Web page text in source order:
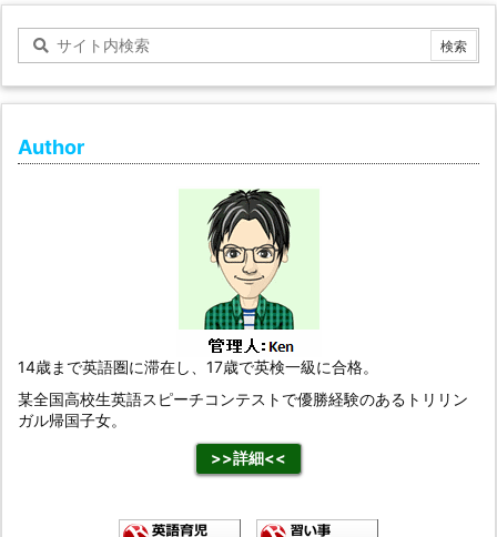
Author
14歳まで英語圏に滞在し、17歳で英検一級に合格。
某全国高校生英語スピーチコンテストで優勝経験のあるトリリン
ガル帰国子女。
>>詳細<<